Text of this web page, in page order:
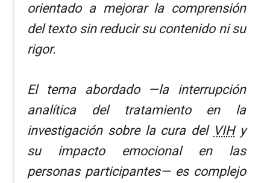
orientado a mejorar la comprensión
del texto sin reducir su contenido ni su
rigor.
El tema abordado —la interrupción
analítica del tratamiento en la
investigación sobre la cura del VIHy
su impacto emocional en las
personas participantes— es complejo